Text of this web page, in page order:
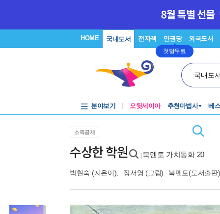
HOME 국내도서 전자책 만권당
첫달무료
외국도서
국내도
분야보기 오뒷세이아 추천마법사 베
소득공제
수상한 학원 북멘토 가치동화 20
박현숙 (지은이), 장서영 (그림) 북멘토(도서출판)